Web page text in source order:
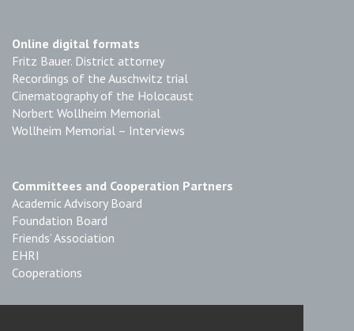
Online digital formats
Fritz Bauer. District attorney
Recordings of the Auschwitz trial
Cinematography of the Holocaust
Norbert Wollheim Memorial
Wollheim Memorial – Interviews
Committees and Cooperation Partners
Academic Advisory Board
Foundation Board
Friends’ Association
EHRI
Cooperations